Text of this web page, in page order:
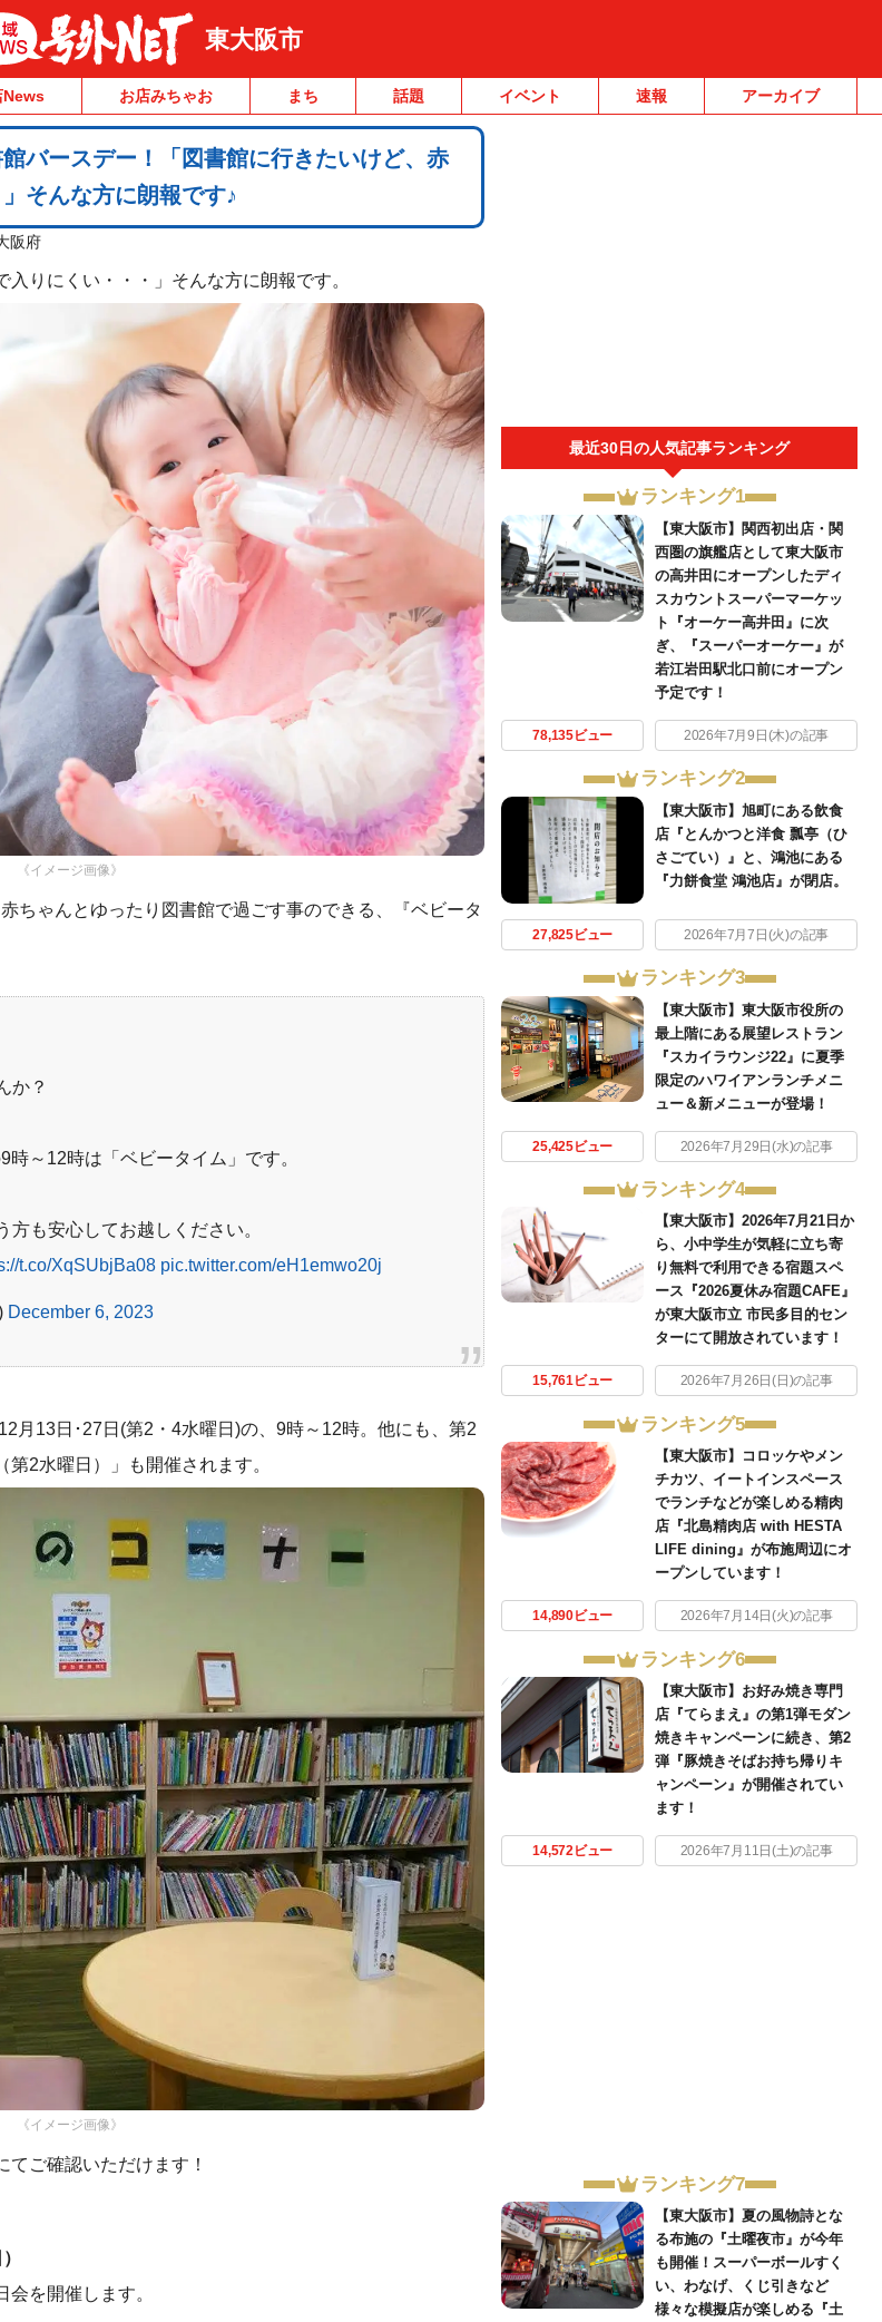
東大阪市
News お店みちゃお まち 話題 イベント 速報 アーカイブ
バースデー！「図書館に行きたいけど、赤
そんな方に朗報です♪
阪府
りにくい・・・」そんな方に朗報です。
《イメージ画像》
ちゃんとゆったり図書館で過ごす事のできる、『ベビータ
か？
～12時は「ベビータイム」です。
も安心してお越しください。
t.co/XqSUbjBa08 pic.twitter.com/eH1emwo20j
December 6, 2023
月13日･27日(第2・4水曜日)の、9時～12時。他にも、第2
2水曜日）」も開催されます。
《イメージ画像》
てご確認いただけます！
を開催します。
最近30日の人気記事ランキング
ランキング1
【東大阪市】関西初出店・関
西圏の旗艦店として東大阪市
の高井田にオープンしたディ
スカウントスーパーマーケッ
ト『オーケー高井田』に次
ぎ、『スーパーオーケー』が
若江岩田駅北口前にオープン
予定です！
78,135ビュー 2026年7月9日(木)の記事
ランキング2
【東大阪市】旭町にある飲食
店『とんかつと洋食 瓢亭（ひ
さごてい）』と、鴻池にある
『力餅食堂 鴻池店』が閉店。
27,825ビュー 2026年7月7日(火)の記事
ランキング3
【東大阪市】東大阪市役所の
最上階にある展望レストラン
『スカイラウンジ22』に夏季
限定のハワイアンランチメニ
ュー＆新メニューが登場！
25,425ビュー 2026年7月29日(水)の記事
ランキング4
【東大阪市】2026年7月21日か
ら、小中学生が気軽に立ち寄
り無料で利用できる宿題スペ
ース『2026夏休み宿題CAFE』
が東大阪市立 市民多目的セン
ターにて開放されています！
15,761ビュー 2026年7月26日(日)の記事
ランキング5
【東大阪市】コロッケやメン
チカツ、イートインスペース
でランチなどが楽しめる精肉
店『北島精肉店 with HESTA
LIFE dining』が布施周辺にオ
ープンしています！
14,890ビュー 2026年7月14日(火)の記事
ランキング6
【東大阪市】お好み焼き専門
店『てらまえ』の第1弾モダン
焼きキャンペーンに続き、第2
弾『豚焼きそばお持ち帰りキ
ャンペーン』が開催されてい
ます！
14,572ビュー 2026年7月11日(土)の記事
ランキング7
【東大阪市】夏の風物詩とな
る布施の『土曜夜市』が今年
も開催！スーパーボールすく
い、わなげ、くじ引きなど
様々な模擬店が楽しめる『土